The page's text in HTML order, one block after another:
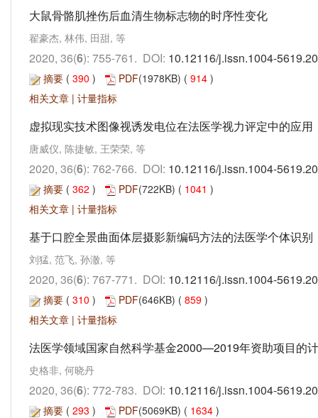
大鼠骨骼肌挫伤后血清生物标志物的时序性变化
翟豪杰, 林伟, 田甜, 等
2020, 36(6): 755-761. DOI: 10.12116/j.issn.1004-
摘要 ( 390 ) PDF(1978KB) ( 914 )
相关文章 | 计量指标
虚拟现实技术图像视诱发电位在法医学视力评定中的应用
唐威仪, 陈捷敏, 王荣荣, 等
2020, 36(6): 762-766. DOI: 10.12116/j.issn.1004-
摘要 ( 362 ) PDF(722KB) ( 1041 )
相关文章 | 计量指标
基于口腔全景曲面体层摄影新编码方法的法医学个体识别
刘猛, 范飞, 孙澈, 等
2020, 36(6): 767-771. DOI: 10.12116/j.issn.1004-
摘要 ( 310 ) PDF(646KB) ( 859 )
相关文章 | 计量指标
法医学领域国家自然科学基金2000—2019年资助项目的
史格非, 何晓丹
2020, 36(6): 772-783. DOI: 10.12116/j.issn.1004-
摘要 ( 293 ) PDF(5069KB) ( 1634 )